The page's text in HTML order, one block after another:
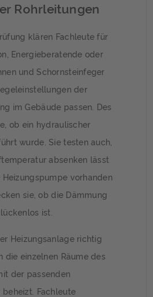
Rohrleitungen
klären Fachleute für
Energieberatende oder
und Schornsteinfeger
der
im Gebäude passen. Des
ob ein hydraulischer
wurde. Sie testen auch,
absenken lässt
vorhanden
sie, ob die Dämmung
ist.
Heizungsanlage richtig
die einzelnen Räume des
der passenden
Fachleute